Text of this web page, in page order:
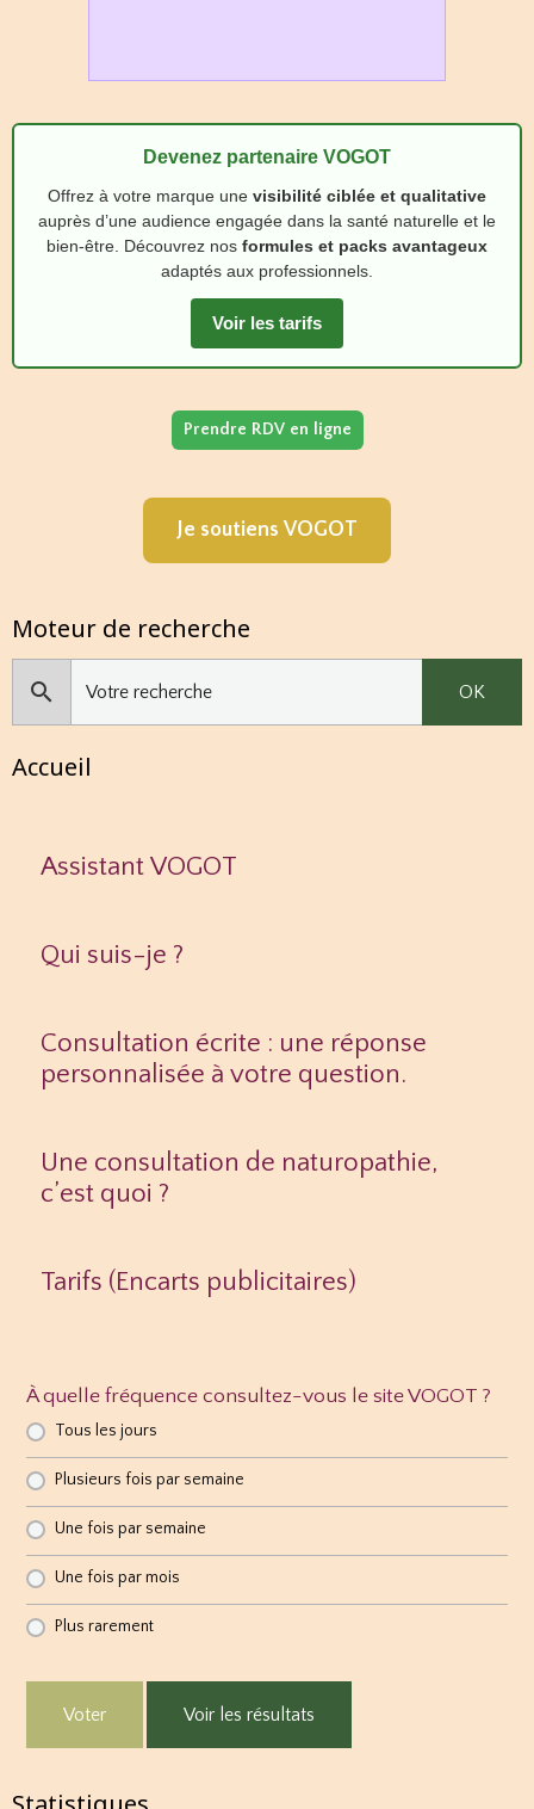
Devenez partenaire VOGOT
Offrez à votre marque une visibilité ciblée et qualitative
auprès d’une audience engagée dans la santé naturelle et le
bien‑être. Découvrez nos formules et packs avantageux
adaptés aux professionnels.
Voir les tarifs
Prendre RDV en ligne
Je soutiens VOGOT
Moteur de recherche
OK
Accueil
Assistant VOGOT
Qui suis-je ?
Consultation écrite : une réponse
personnalisée à votre question.
Une consultation de naturopathie,
c’est quoi ?
Tarifs (Encarts publicitaires)
À quelle fréquence consultez-vous le site VOGOT ?
Tous les jours
Plusieurs fois par semaine
Une fois par semaine
Une fois par mois
Plus rarement
Voter Voir les résultats